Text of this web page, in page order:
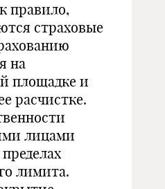
правило,
страховые
на
площадке и
расчистке.
лицами
лимита.